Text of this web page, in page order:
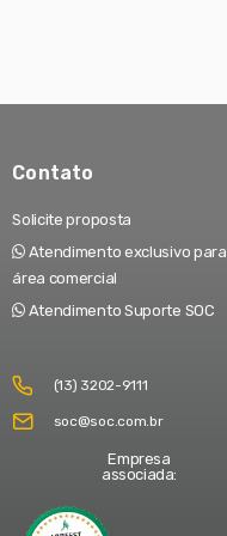
Contato
Solicite proposta
Atendimento exclusivo para
área comercial
Atendimento Suporte SOC
(13) 3202-9111
soc@soc.com.br
Empresa
associada: